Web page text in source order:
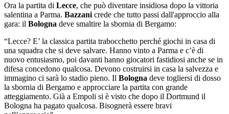
Ora la partita di Lecce, che può diventare insidiosa dopo la vittoria
salentina a Parma. Bazzani crede che tutto passi dall'approccio alla
gara: il Bologna deve smaltire la sbornia di Bergamo:
“Lecce? E’ la classica partita trabocchetto perché giochi in casa di
una squadra che si deve salvare. Hanno vinto a Parma e c’è di
nuovo entusiasmo, poi davanti hanno giocatori fastidiosi anche se in
difesa concedono qualcosa. Devono costruirsi in casa la salvezza e
immagino ci sarà lo stadio pieno. Il Bologna deve togliersi di dosso
la sbornia di Bergamo e approcciare la partita con grande
atteggiamento. Già a Empoli si è visto che dopo il Dortmund il
Bologna ha pagato qualcosa. Bisognerà essere bravi